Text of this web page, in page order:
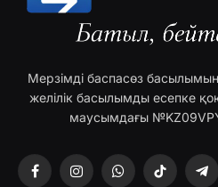
Мерзімді баспасөз
желілік басылымды есепке
маусымдағы
FacebookInstagramWhatsAppTikTok